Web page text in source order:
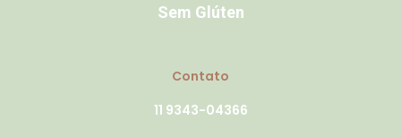
Sem Glúten
Contato
11 9343-04366